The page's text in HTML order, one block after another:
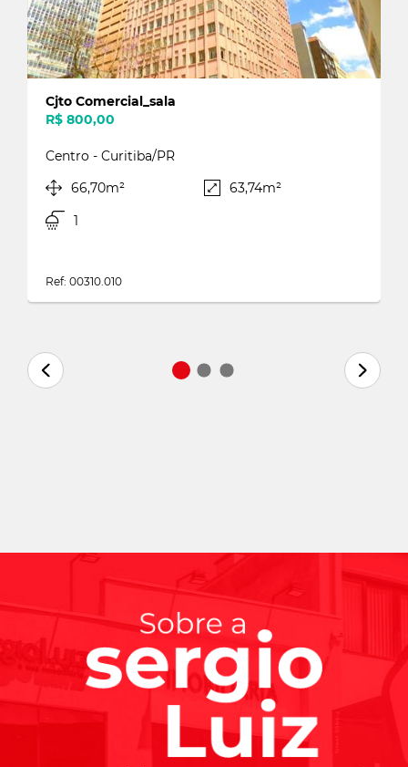
Cjto Comercial_sala
R$ 800,00
Centro - Curitiba/PR
66,70m²
63,74m²
1
Ref: 00310.010